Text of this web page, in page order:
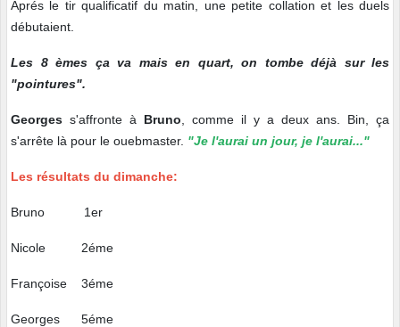
Aprés le tir qualificatif du matin, une petite collation et les duels
débutaient.
Les 8 èmes ça va mais en quart, on tombe déjà sur les
"pointures".
Georges s'affronte à Bruno , comme il y a deux ans. Bin, ça
s'arrête là pour le ouebmaster. "Je l'aurai un jour, je l'aurai..."
Les résultats du dimanche:
Bruno 1er
Nicole 2éme
Françoise 3éme
Georges 5éme